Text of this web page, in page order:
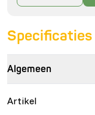
Specificaties
Algemeen
Artikel